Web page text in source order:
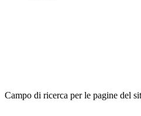
Campo di ricerca per le pagine del